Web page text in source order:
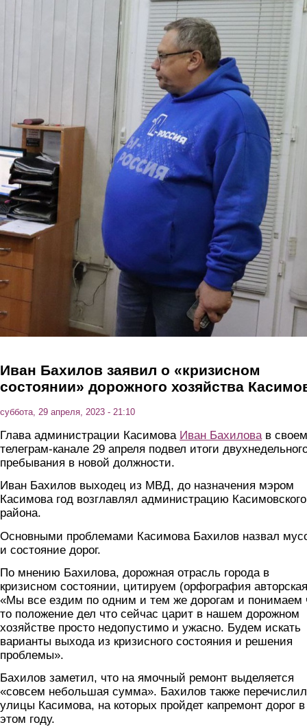
Перейти к основному содержанию
Иван Бахилов заявил о «кризисном
состоянии» дорожного хозяйства
суббота, 29 апреля, 2023 - 21:10
Глава администрации Касимова Иван Бахиловав своем
телеграм-канале 29 апреля подвел итоги
пребывания в новой должности.
Иван Бахилов выходец из МВД, до назначения мэром
Касимова год возглавлял администрацию Касимовского
района.
Основными проблемами Касимова Бахилов назвал
и состояние дорог.
По мнению Бахилова, дорожная отрасль города в
кризисном состоянии, цитируем (орфография
«Мы все ездим по одним и тем же дорогам и понимаем
то положение дел что сейчас царит в нашем дорожном
хозяйстве просто недопустимо и ужасно. Будем искать
варианты выхода из кризисного состояния и решения
проблемы».
Бахилов заметил, что на ямочный ремонт выделяется
«совсем небольшая сумма». Бахилов также перечислил
улицы Касимова, на которых пройдет капремонт дорог в
этом году.